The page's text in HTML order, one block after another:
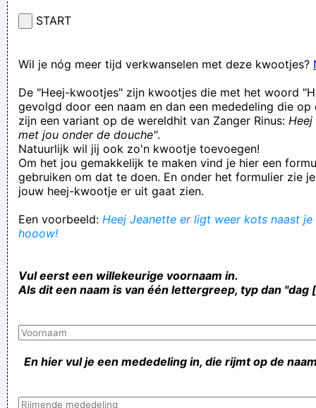
START
Wil je nóg meer tijd verkwanselen met deze kwootjes?
De "Heej-kwootjes" zijn kwootjes die met het woord
gevolgd door een naam en dan een mededeling die op
zijn een variant op de wereldhit van Zanger Rinus:
met jou onder de douche".
Natuurlijk wil jij ook zo'n kwootje toevoegen!
Om het jou gemakkelijk te maken vind je hier een
gebruiken om dat te doen. En onder het formulier zie
jouw heej-kwootje er uit gaat zien.
Een voorbeeld: Heej Jeanette er ligt weer kots naast je
hooow!
Vul eerst een willekeurige voornaam in.
Als dit een naam is van één lettergreep, typ dan "dag
En hier vul je een mededeling in, die rijmt op de